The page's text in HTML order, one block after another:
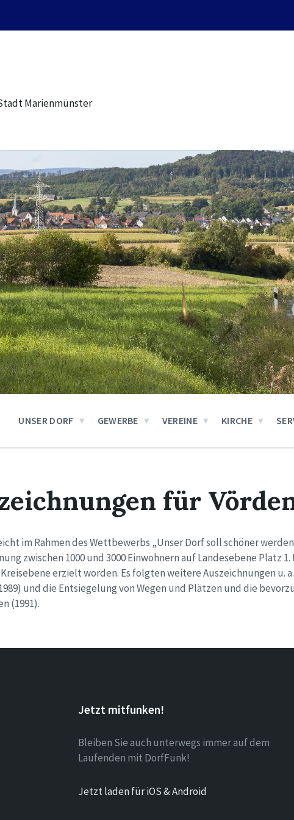
Marienmünster
UNSER DORF GEWERBE VEREINE KIRCHE
für
im Rahmen des Wettbewerbs „Unser Dorf soll schöner
zwischen 1000 und 3000 Einwohnern auf Landesebene Platz 1.
erzielt worden. Es folgten weitere Auszeichnungen u.
und die Entsiegelung von Wegen und Plätzen und die
(1991).
Jetzt mitfunken!
Bleiben Sie auch unterwegs immer auf dem
Laufenden mit DorfFunk!
Jetzt laden für iOS & Android